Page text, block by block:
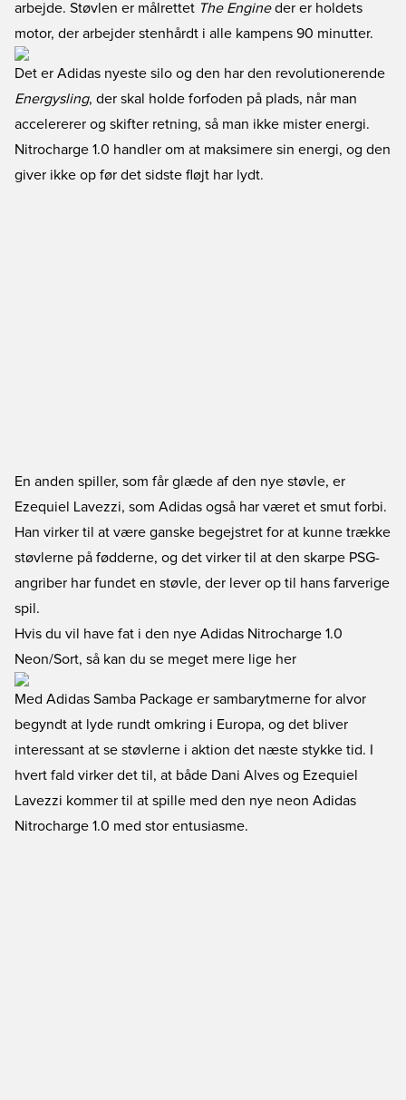
arbejde. Støvlen er målrettet The Engineder er holdets
motor, der arbejder stenhårdt i alle kampens 90 minutter.
Det er Adidas nyeste silo og den har den revolutionerende
Energysling, der skal holde forfoden på plads, når man
accelererer og skifter retning, så man ikke mister energi.
Nitrocharge 1.0 handler om at maksimere sin energi, og den
giver ikke op før det sidste fløjt har lydt.
En anden spiller, som får glæde af den nye støvle, er
Ezequiel Lavezzi, som Adidas også har været et smut forbi.
Han virker til at være ganske begejstret for at kunne trække
støvlerne på fødderne, og det virker til at den skarpe PSG-
angriber har fundet en støvle, der lever op til hans farverige
spil.
Hvis du vil have fat i den nye Adidas Nitrocharge 1.0
Neon/Sort, så kan du se meget mere lige her
Med Adidas Samba Package er sambarytmerne for alvor
begyndt at lyde rundt omkring i Europa, og det bliver
interessant at se støvlerne i aktion det næste stykke tid. I
hvert fald virker det til, at både Dani Alves og Ezequiel
Lavezzi kommer til at spille med den nye neon Adidas
Nitrocharge 1.0 med stor entusiasme.